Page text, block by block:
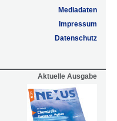
Mediadaten
Impressum
Datenschutz
Aktuelle Ausgabe